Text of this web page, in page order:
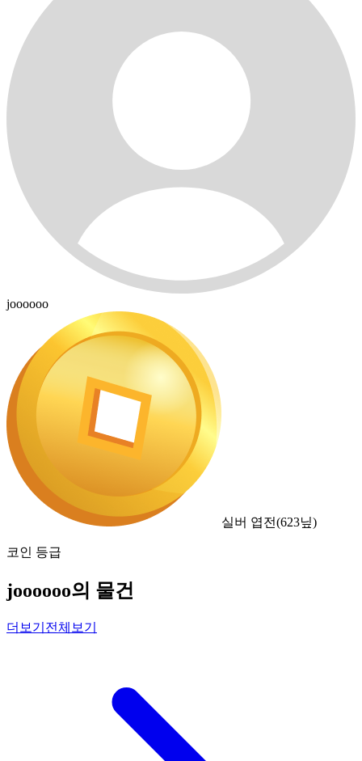
joooooo
실버 엽전(623닢)
코인 등급
joooooo의 물건
더보기 전체보기